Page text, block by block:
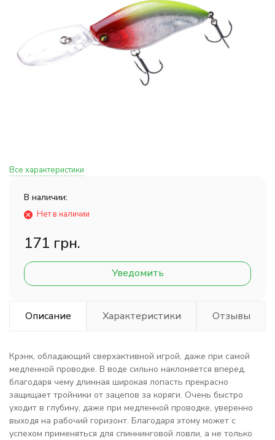
Все характеристики
В наличии:
Нет в наличии
171 грн.
Уведомить
Описание Характеристики Отзывы
Крэнк, обладающий сверхактивной игрой, даже при самой
медленной проводке. В воде сильно наклоняется вперед,
благодаря чему длинная широкая лопасть прекрасно
защищает тройники от зацепов за коряги. Очень быстро
уходит в глубину, даже при медленной проводке, уверенно
выходя на рабочий горизонт. Благодаря этому может с
успехом применяться для спиннинговой ловли, а не только